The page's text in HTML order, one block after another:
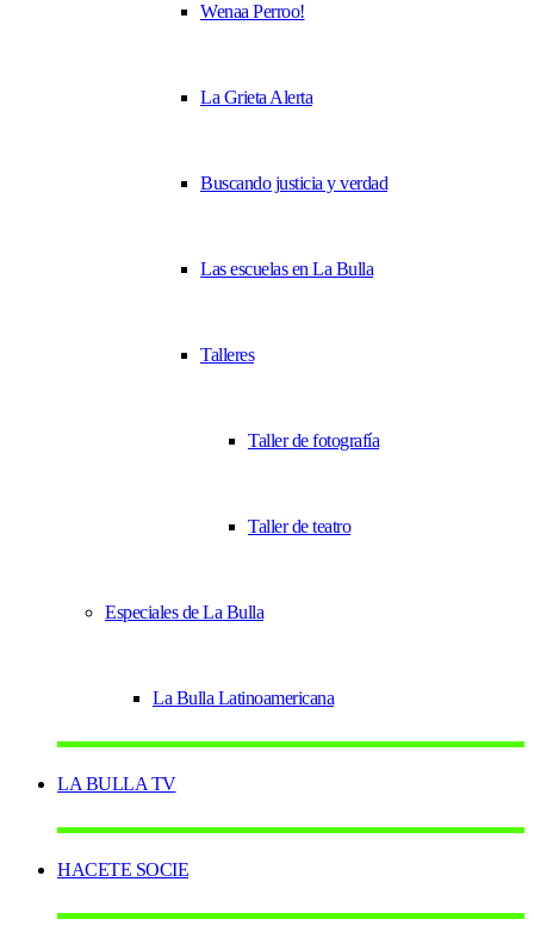
Wenaa Perroo!
La Grieta Alerta
Buscando justicia y verdad
Las escuelas en La Bulla
Talleres
Taller de fotografía
Taller de teatro
Especiales de La Bulla
La Bulla Latinoamericana
LA BULLA TV
HACETE SOCIE